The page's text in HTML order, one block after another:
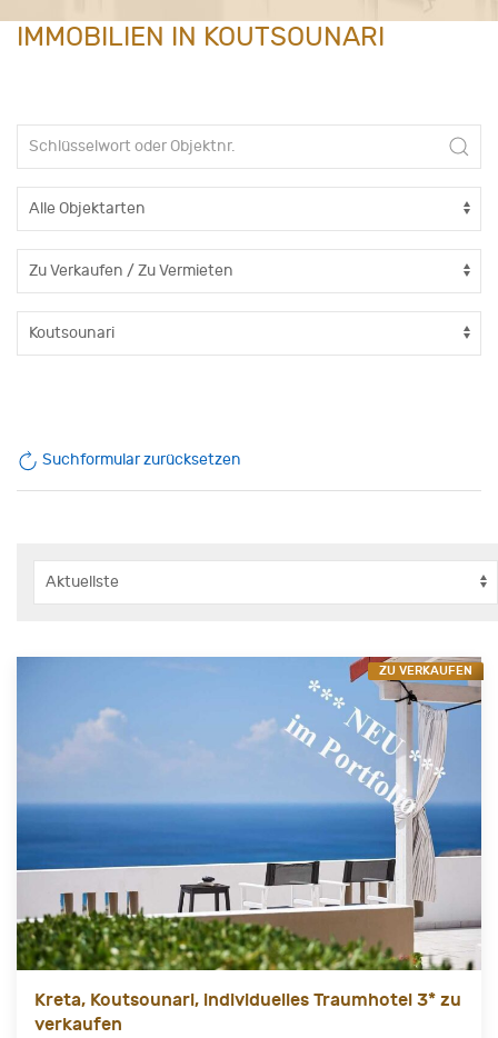
IMMOBILIEN IN KOUTSOUNARI
Suchformular zurücksetzen
Kreta, Koutsounari, individuelles Traumhotel 3* zu
verkaufen
ZU VERKAUFEN